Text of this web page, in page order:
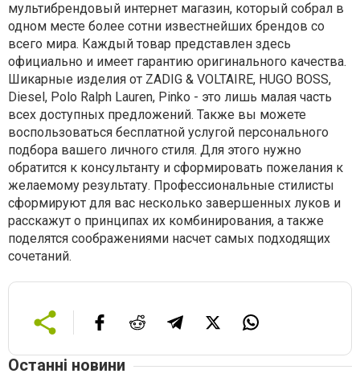
мультибрендовый интернет магазин, который собрал в
одном месте более сотни известнейших брендов со
всего мира. Каждый товар представлен здесь
официально и имеет гарантию оригинального качества.
Шикарные изделия от ZADIG & VOLTAIRE, HUGO BOSS,
Diesel, Polo Ralph Lauren, Pinko - это лишь малая часть
всех доступных предложений. Также вы можете
воспользоваться бесплатной услугой персонального
подбора вашего личного стиля. Для этого нужно
обратится к консультанту и сформировать пожелания к
желаемому результату. Профессиональные стилисты
сформируют для вас несколько завершенных луков и
расскажут о принципах их комбинирования, а также
поделятся соображениями насчет самых подходящих
сочетаний.
Останні новини